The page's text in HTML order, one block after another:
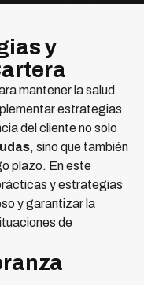
y
mantener la salud
estrategias
del cliente no solo
, sino que también
plazo. En este
y estrategias
y garantizar la
de